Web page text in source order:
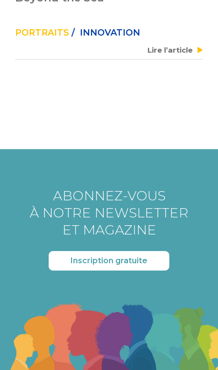
PORTRAITS / INNOVATION
Lire l’article
ABONNEZ-VOUS
À NOTRE NEWSLETTER
ET MAGAZINE
Inscription gratuite